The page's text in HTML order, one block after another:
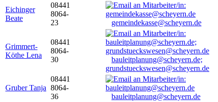
Eichinger
Beate
08441
8064-
23
gemeindekasse@scheyern.de
Grimmert-
Köthe Lena
08441
8064-
30
bauleitplanung@scheyern.de;
grundstueckswesen@scheyern.de
Gruber Tanja
08441
8064-
36
bauleitplanung@scheyern.de